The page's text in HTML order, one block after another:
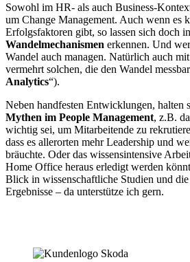
Sowohl im HR- als auch Business-
um Change Management. Auch wenn es
Erfolgsfaktoren gibt, so lassen sich doch
Wandelmechanismen erkennen. Und
Wandel auch managen. Natürlich auch
vermehrt solchen, die den Wandel
Analytics“).
Neben handfesten Entwicklungen, halten
Mythen im People Management, z.B.
wichtig sei, um Mitarbeitende zu
dass es allerorten mehr Leadership und
bräuchte. Oder das wissensintensive
Home Office heraus erledigt werden
Blick in wissenschaftliche Studien und
Ergebnisse – da unterstütze ich gern.